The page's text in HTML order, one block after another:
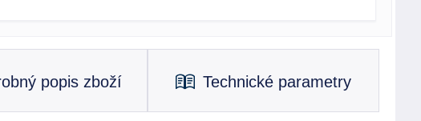
popis zboží Technické parametry